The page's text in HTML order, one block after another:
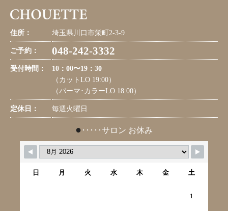
住所： 埼玉県川口市栄町2-3-9
ご予約： 048-242-3332
受付時間：
10：00〜19：30
（カットLO 19:00）
（パーマ･カラーLO 18:00）
定休日： 毎週火曜日
● ･････サロン お休み
日 月 火 水 木 金 土
1